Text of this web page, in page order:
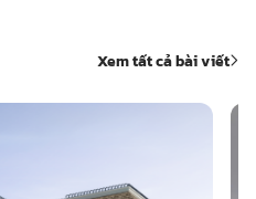
Xem tất cả bài viết